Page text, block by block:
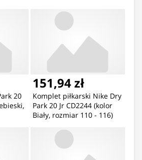
20
151,94 zł
Komplet piłkarski Nike Dry
Park 20 Jr CD2244 (kolor
Biały, rozmiar 110 - 116)